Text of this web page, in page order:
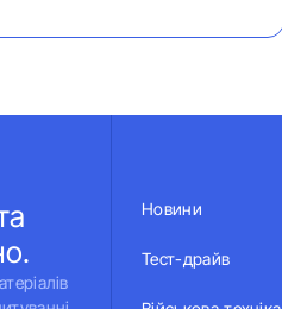
Новини
Тест-драйв